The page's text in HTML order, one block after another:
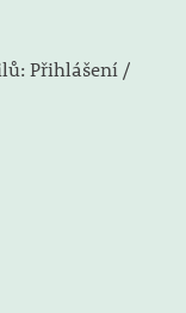
Přihlášení /